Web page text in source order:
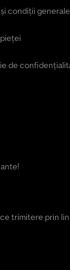
condiții generale
de
trimitere prin